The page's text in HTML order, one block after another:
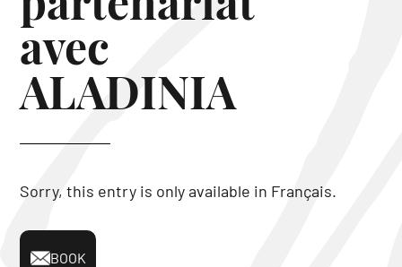
avec
ALADINIA
Sorry, this entry is only available in Français.
BOOK